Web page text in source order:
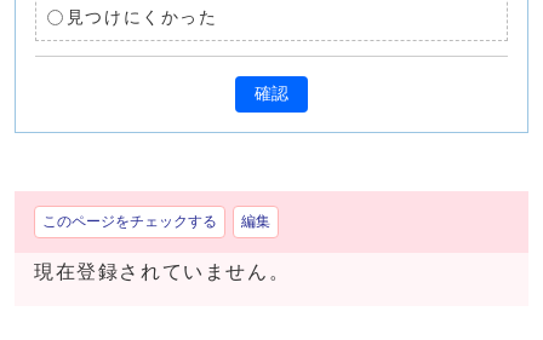
見つけにくかった
確認
このページをチェックする 編集
現在登録されていません。